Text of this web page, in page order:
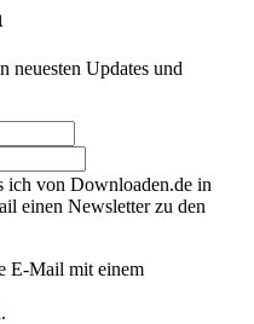
neuesten Updates und
ich von Downloaden.de in
einen Newsletter zu den
E-Mail mit einem